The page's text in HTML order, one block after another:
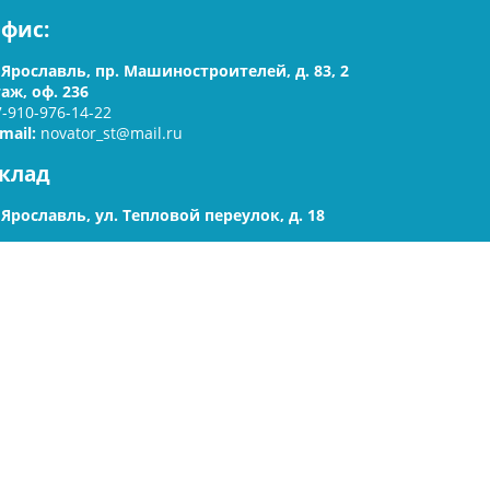
:
Ярославль, пр. Машиностроителей, д. 83, 2
оф. 236
910-976-14-22
novator_st@mail.ru
Ярославль, ул. Тепловой переулок, д. 18